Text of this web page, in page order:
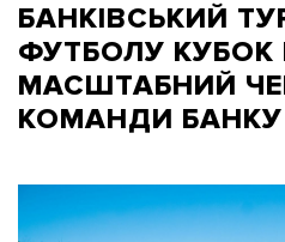
БАНКІВСЬКИЙ
ФУТБОЛУ КУБОК
МАСШТАБНИЙ
КОМАНДИ БАНКУ